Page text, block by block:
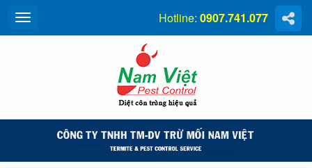
Hotline: 0907.741.077